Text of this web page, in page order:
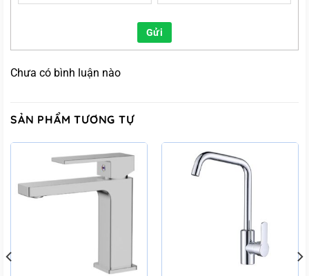
Gửi
Chưa có bình luận nào
SẢN PHẨM TƯƠNG TỰ